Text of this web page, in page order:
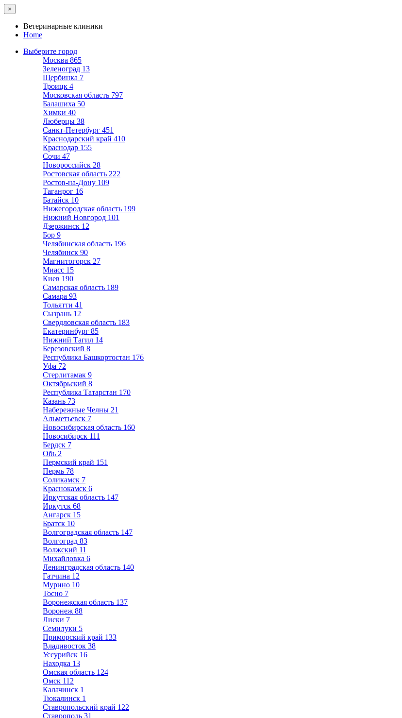
×
Ветеринарные клиники
Home
Выберите город
Москва 865
Зеленоград 13
Щербинка 7
Троицк 4
Московская область 797
Балашиха 50
Химки 40
Люберцы 38
Санкт-Петербург 451
Краснодарский край 410
Краснодар 155
Сочи 47
Новороссийск 28
Ростовская область 222
Ростов-на-Дону 109
Таганрог 16
Батайск 10
Нижегородская область 199
Нижний Новгород 101
Дзержинск 12
Бор 9
Челябинская область 196
Челябинск 90
Магнитогорск 27
Миасс 15
Киев 190
Самарская область 189
Самара 93
Тольятти 41
Сызрань 12
Свердловская область 183
Екатеринбург 85
Нижний Тагил 14
Березовский 8
Республика Башкортостан 176
Уфа 72
Стерлитамак 9
Октябрьский 8
Республика Татарстан 170
Казань 73
Набережные Челны 21
Альметьевск 7
Новосибирская область 160
Новосибирск 111
Бердск 7
Обь 2
Пермский край 151
Пермь 78
Соликамск 7
Краснокамск 6
Иркутская область 147
Иркутск 68
Ангарск 15
Братск 10
Волгоградская область 147
Волгоград 83
Волжский 11
Михайловка 6
Ленинградская область 140
Гатчина 12
Мурино 10
Тосно 7
Воронежская область 137
Воронеж 88
Лиски 7
Семилуки 5
Приморский край 133
Владивосток 38
Уссурийск 16
Находка 13
Омская область 124
Омск 112
Калачинск 1
Тюкалинск 1
Ставропольский край 122
Ставрополь 31